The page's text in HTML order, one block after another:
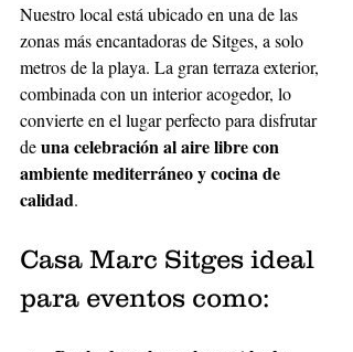
Nuestro local está ubicado en una de las
zonas más encantadoras de Sitges, a solo
metros de la playa. La gran terraza exterior,
combinada con un interior acogedor, lo
convierte en el lugar perfecto para disfrutar
de una celebración al aire libre con
ambiente mediterráneo y cocina de
calidad.
Casa Marc Sitges ideal
para eventos como: